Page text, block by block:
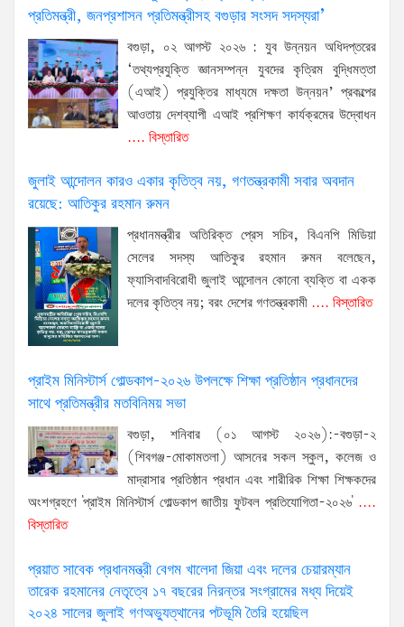
প্রতিমন্ত্রী, জনপ্রশাসন প্রতিমন্ত্রীসহ বগুড়ার সংসদ সদস্যরা’
বগুড়া, ০২ আগস্ট ২০২৬ : যুব উন্নয়ন অধিদপ্তরের
‘তথ্যপ্রযুক্তি জ্ঞানসম্পন্ন যুবদের কৃত্রিম বুদ্ধিমত্তা
(এআই) প্রযুক্তির মাধ্যমে দক্ষতা উন্নয়ন’ প্রকল্পের
আওতায় দেশব্যাপী এআই প্রশিক্ষণ কার্যক্রমের উদ্বোধন
.... বিস্তারিত
জুলাই আন্দোলন কারও একার কৃতিত্ব নয়, গণতন্ত্রকামী সবার অবদান
রয়েছে: আতিকুর রহমান রুমন
প্রধানমন্ত্রীর অতিরিক্ত প্রেস সচিব, বিএনপি মিডিয়া
সেলের সদস্য আতিকুর রহমান রুমন বলেছেন,
ফ্যাসিবাদবিরোধী জুলাই আন্দোলন কোনো ব্যক্তি বা একক
দলের কৃতিত্ব নয়; বরং দেশের গণতন্ত্রকামী .... বিস্তারিত
প্রাইম মিনিস্টার্স গোল্ডকাপ-২০২৬ উপলক্ষে শিক্ষা প্রতিষ্ঠান প্রধানদের
সাথে প্রতিমন্ত্রীর মতবিনিময় সভা
বগুড়া, শনিবার (০১ আগস্ট ২০২৬):-বগুড়া-২
(শিবগঞ্জ-মোকামতলা) আসনের সকল স্কুল, কলেজ ও
মাদ্রাসার প্রতিষ্ঠান প্রধান এবং শারীরিক শিক্ষা শিক্ষকদের
অংশগ্রহণে 'প্রাইম মিনিস্টার্স গোল্ডকাপ জাতীয় ফুটবল প্রতিযোগিতা-২০২৬'....
বিস্তারিত
প্রয়াত সাবেক প্রধানমন্ত্রী বেগম খালেদা জিয়া এবং দলের চেয়ারম্যান
তারেক রহমানের নেতৃত্বে ১৭ বছরের নিরন্তর সংগ্রামের মধ্য দিয়েই
২০২৪ সালের জুলাই গণঅভ্যুত্থানের পটভূমি তৈরি হয়েছিল